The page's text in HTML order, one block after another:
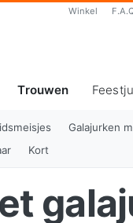
Winkel
Trouwen
Galajurken
Kort